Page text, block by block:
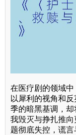
在医疗剧的领域
以犀利的视角和
季的暗黑基调，却
我毁灭与挣扎推
题彻底失控，谎